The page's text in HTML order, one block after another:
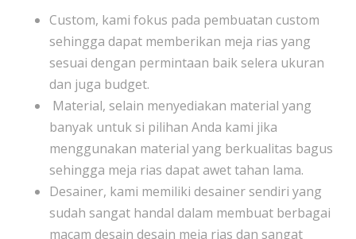
Custom, kami fokus pada pembuatan custom
sehingga dapat memberikan meja rias yang
sesuai dengan permintaan baik selera ukuran
dan juga budget.
Material, selain menyediakan material yang
banyak untuk si pilihan Anda kami jika
menggunakan material yang berkualitas bagus
sehingga meja rias dapat awet tahan lama.
Desainer, kami memiliki desainer sendiri yang
sudah sangat handal dalam membuat berbagai
macam desain desain meja rias dan sangat